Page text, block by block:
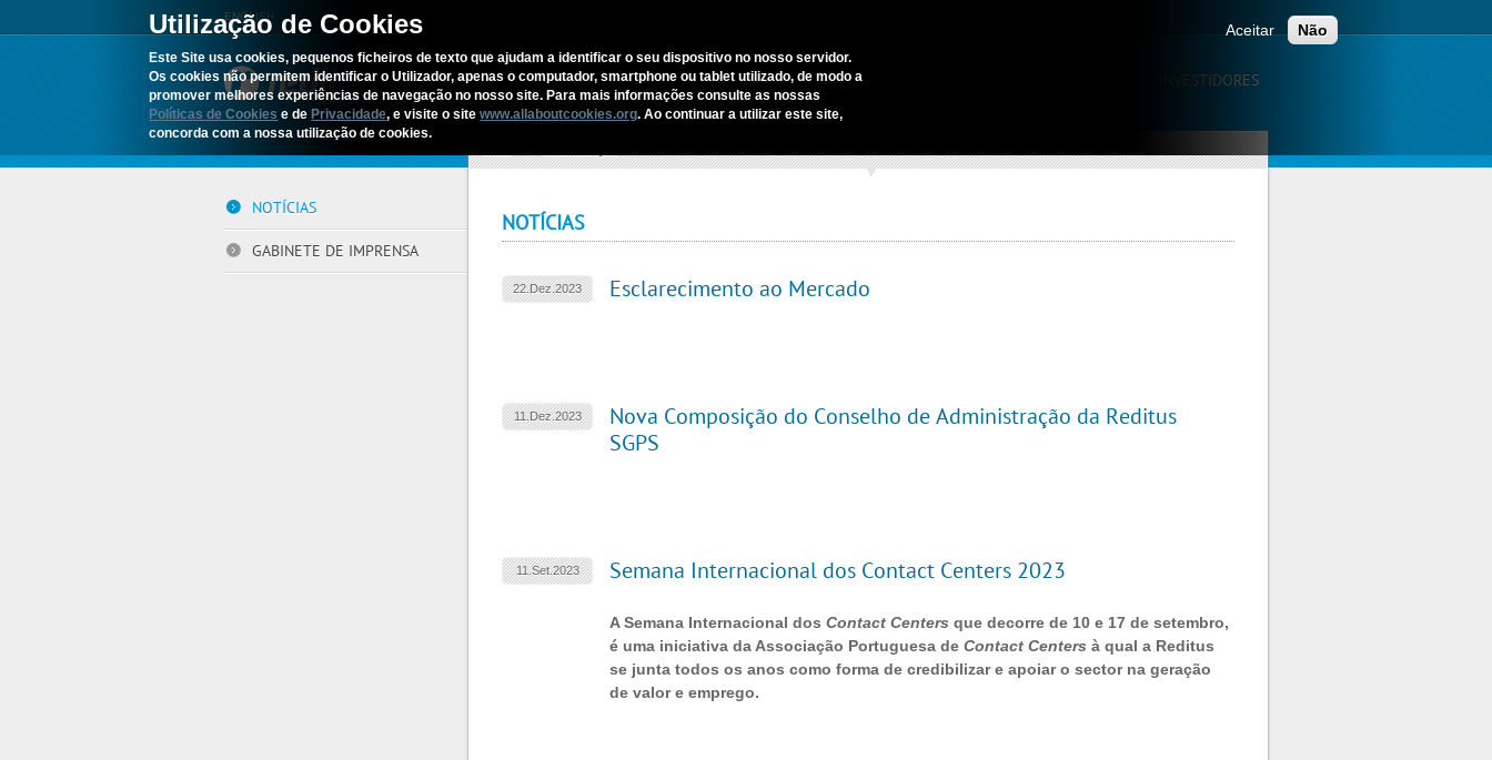
Utilização de Cookies
Este Site usa cookies, pequenos ficheiros de texto que ajudam a identificar o seu dispositivo no nosso servidor.
Os cookies não permitem identificar o Utilizador, apenas o computador, smartphone ou tablet utilizado, de modo a
promover melhores experiências de navegação no nosso site. Para mais informações consulte as nossas
Políticas de Cookies e de Privacidade, e visite o sitewww.allaboutcookies.org. Ao continuar a utilizar este site,
concorda com a nossa utilização de cookies.
Aceitar Não
ENGLISH
REDITUS SERVIÇOS E SOLUÇÕES SECTORES INVESTIDORES
NOTÍCIAS
GABINETE DE IMPRENSA
NOTÍCIAS
22.Dez.2023 Esclarecimento ao Mercado
11.Dez.2023
Nova Composição do Conselho de Administração da Reditus
SGPS
11.Set.2023 Semana Internacional dos Contact Centers 2023
A Semana Internacional dos Contact Centers que decorre de 10 e 17 de setembro,
é uma iniciativa da Associação Portuguesa de Contact Centers à qual a Reditus
se junta todos os anos como forma de credibilizar e apoiar o sector na geração
de valor e emprego.